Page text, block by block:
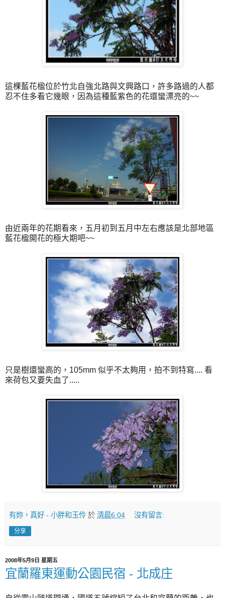
這棵藍花楹位於竹北自強北路與文興路口，許多路過的人都
忍不住多看它幾眼，因為這種藍紫色的花還蠻漂亮的~~
由近兩年的花期看來，五月初到五月中左右應該是北部地區
藍花楹開花的極大期吧~~
只是樹還蠻高的，105mm 似乎不太夠用，拍不到特寫.... 看
來荷包又要失血了.....
有妳，真好 - 小胖和玉伶 於 清晨6:04 沒有留言:
分享
2008年5月9日 星期五
宜蘭羅東運動公園民宿 - 北成庄